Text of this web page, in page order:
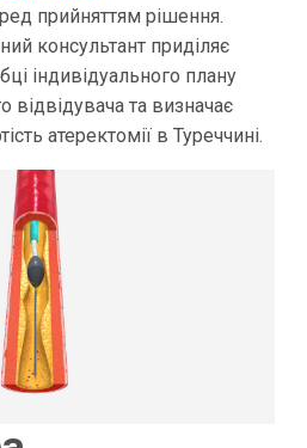
прийняттям рішення.
консультант приділяє
індивідуального плану
відвідувача та визначає
атеректомії в Туреччині.